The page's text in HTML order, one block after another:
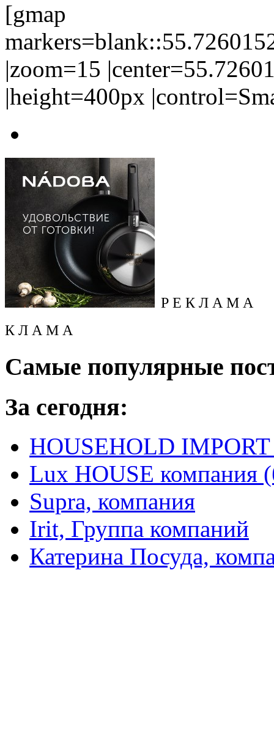
[gmap
|zoom=15
|height=400px
Р Е К Л А М А
К Л А М А
Самые популярные
За сегодня:
HOUSEHOLD
Lux HOUSE компания
Supra, компания
Irit, Группа компаний
Катерина Посуда,